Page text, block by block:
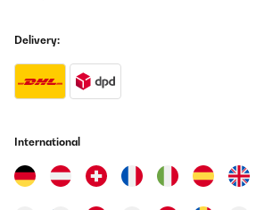
Super Ergänzung zum Training. Der
erhöht.
Delivery:
International